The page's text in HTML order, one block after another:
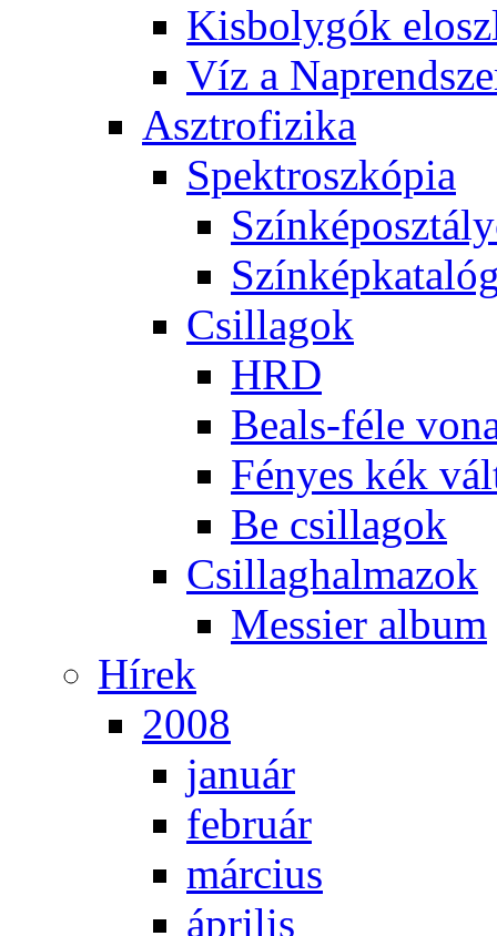
Kis­boly­gók
Víz a
Aszt­ro­fi­zi­ka
Spekt­rosz­kó­pia
Csil­la­gok
HRD
Be­als-fé­le
Fé­nyes kék
Be csil­la­gok
Csil­lag­hal­ma­zok
Mes­si­er al­bum
Hí­rek
2008
ja­nu­ár
feb­ru­ár
már­ci­us
áp­ri­lis